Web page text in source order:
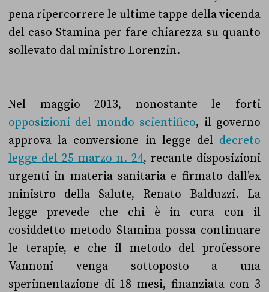
pena ripercorrere le ultime tappe della vicenda
del caso Stamina per fare chiarezza su quanto
sollevato dal ministro Lorenzin.
Nel maggio 2013, nonostante le forti
opposizioni del mondo scientifico, il governo
approva la conversione in legge del decreto
legge del 25 marzo n. 24, recante disposizioni
urgenti in materia sanitaria e firmato dall’ex
ministro della Salute, Renato Balduzzi. La
legge prevede che chi è in cura con il
cosiddetto metodo Stamina possa continuare
le terapie, e che il metodo del professore
Vannoni venga sottoposto a una
sperimentazione di 18 mesi, finanziata con 3